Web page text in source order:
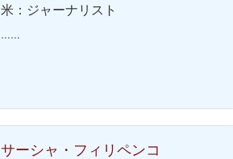
米：ジャーナリスト
……
サーシャ・フィリペンコ